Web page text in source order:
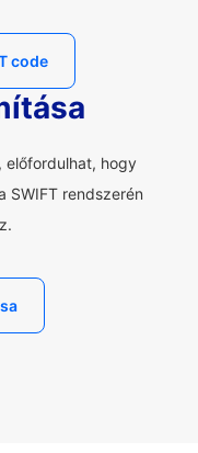
code
előfordulhat, hogy
SWIFT rendszerén